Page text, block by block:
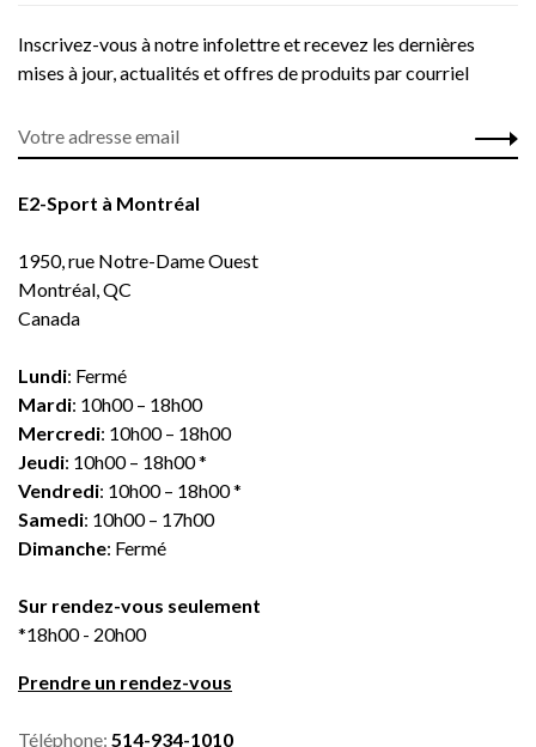
Inscrivez-vous à notre infolettre et recevez les dernières
mises à jour, actualités et offres de produits par courriel
E2-Sport à Montréal
1950, rue Notre-Dame Ouest
Montréal, QC
Canada
Lundi: Fermé
Mardi: 10h00 – 18h00
Mercredi: 10h00 – 18h00
Jeudi: 10h00 – 18h00 *
Vendredi: 10h00 – 18h00 *
Samedi: 10h00 – 17h00
Dimanche: Fermé
Sur rendez-vous seulement
*18h00 - 20h00
Prendre un rendez-vous
Téléphone: 514-934-1010